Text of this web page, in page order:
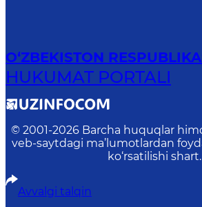
O‘ZBEKISTON
HUKUMAT PORTALI
© 2001-2026 Barcha huquqlar
veb-saytdagi ma’lumotlardan
ko‘rsatilishi shart.
Avvalgi talqin